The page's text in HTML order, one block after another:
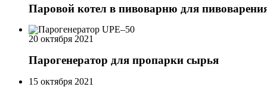
Паровой котел в пивоварню для
20 октября 2021
Парогенератор для пропарки сырья
15 октября 2021